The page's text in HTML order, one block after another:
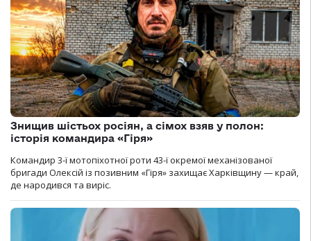
Знищив шістьох росіян, а сімох взяв у полон:
історія командира «Гіря»
Командир 3-ї мотопіхотної роти 43-ї окремої механізованої
бригади Олексій із позивним «Гіря» захищає Харківщину — край,
де народився та виріс.